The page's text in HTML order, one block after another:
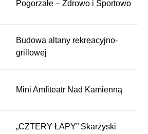
Pogorzałe – Zdrowo i Sportowo
Budowa altany rekreacyjno-
grillowej
Mini Amfiteatr Nad Kamienną
„CZTERY ŁAPY” Skarżyski